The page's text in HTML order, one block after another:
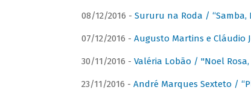
08/12/2016 - Sururu na Roda / “Samba,
07/12/2016 - Augusto Martins e Cláudio
30/11/2016 - Valéria Lobão / "Noel Rosa,
23/11/2016 - André Marques Sexteto /